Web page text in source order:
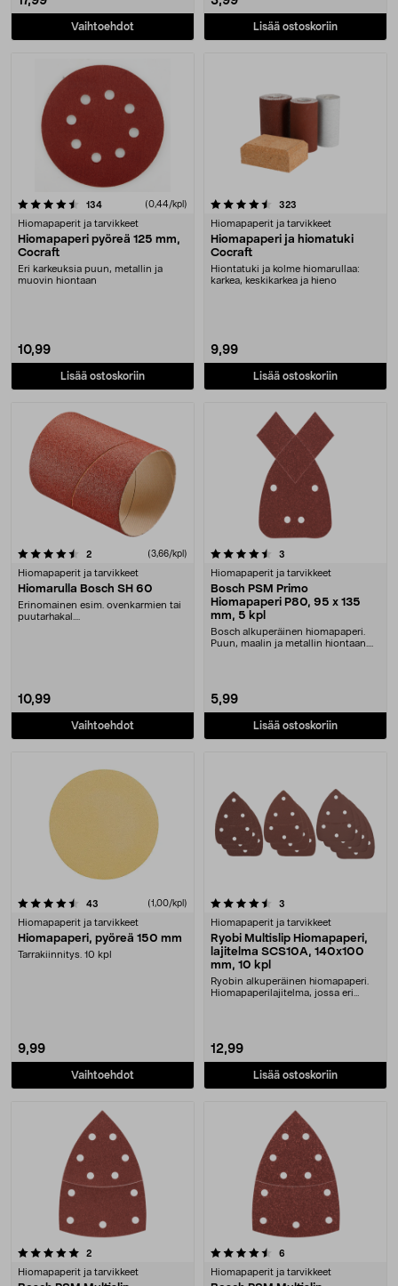
Vaihtoehdot Lisää ostoskoriin
134arvostelut (0,44/kpl)
Hiomapaperit ja tarvikkeet
Hiomapaperi pyöreä 125 mm,
Cocraft
Eri karkeuksia puun, metallin ja
muovin hiontaan
10,99
Lisää ostoskoriin
4.5 viidestä tähdestä 323
Hiomapaperit ja tarvikkeet
Hiomapaperi ja hiomatuki
Cocraft
Hiontatuki ja kolme hiomarullaa:
karkea, keskikarkea ja hieno
9,99
Lisää ostoskoriin
2arvostelut (3,66/kpl)
Hiomapaperit ja tarvikkeet
Hiomarulla Bosch SH 60
Erinomainen esim. ovenkarmien tai
puutarhakal....
10,99
Vaihtoehdot
4.5 viidestä tähdestä 3
Hiomapaperit ja tarvikkeet
Bosch PSM Primo
Hiomapaperi P80, 95 x 135
mm, 5 kpl
Bosch alkuperäinen hiomapaperi.
Puun, maalin ja metallin hiontaan.
5,99
Lisää ostoskoriin
43 (1,00/kpl)
Hiomapaperit ja tarvikkeet
Hiomapaperi, pyöreä 150 mm
Tarrakiinnitys. 10 kpl
9,99
Vaihtoehdot
4.5 viidestä tähdestä 3
Hiomapaperit ja tarvikkeet
Ryobi Multislip Hiomapaperi,
lajitelma SCS10A, 140x100
mm, 10 kpl
Ryobin alkuperäinen hiomapaperi.
Hiomapaperilajitelma, jossa eri
12,99
Lisää ostoskoriin
2arvostelut
Hiomapaperit ja tarvikkeet
4.5 viidestä tähdestä 6
Hiomapaperit ja tarvikkeet